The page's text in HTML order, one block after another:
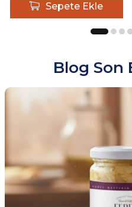
Sepete Ekle
Blog Son